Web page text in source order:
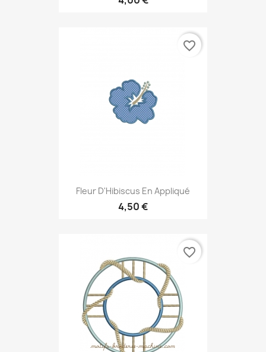
Fleur D'Hibiscus En Appliqué
4,50 €
favorite_border
favorite_border